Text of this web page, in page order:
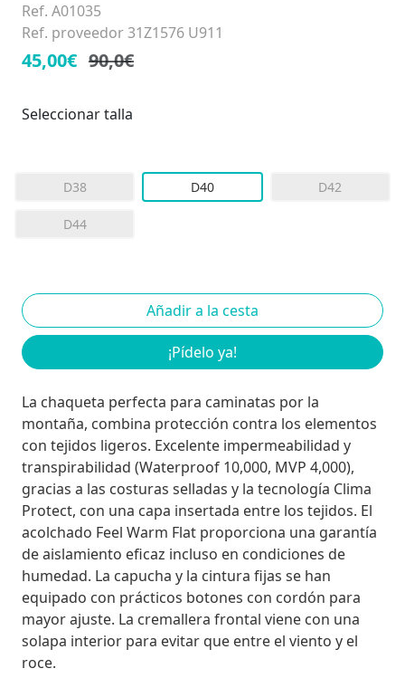
Ref. A01035
Ref. proveedor 31Z1576 U911
45,00€ 90,0€
Seleccionar talla
D38 D40 D42
D44
¡Pídelo ya!
La chaqueta perfecta para caminatas por la
montaña, combina protección contra los elementos
con tejidos ligeros. Excelente impermeabilidad y
transpirabilidad (Waterproof 10,000, MVP 4,000),
gracias a las costuras selladas y la tecnología Clima
Protect, con una capa insertada entre los tejidos. El
acolchado Feel Warm Flat proporciona una garantía
de aislamiento eficaz incluso en condiciones de
humedad. La capucha y la cintura fijas se han
equipado con prácticos botones con cordón para
mayor ajuste. La cremallera frontal viene con una
solapa interior para evitar que entre el viento y el
roce.